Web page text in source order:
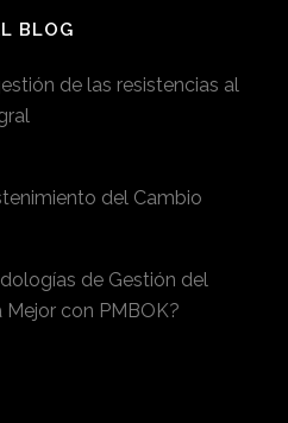
BLOG
de las resistencias al
del Cambio
de Gestión del
Mejor con PMBOK?